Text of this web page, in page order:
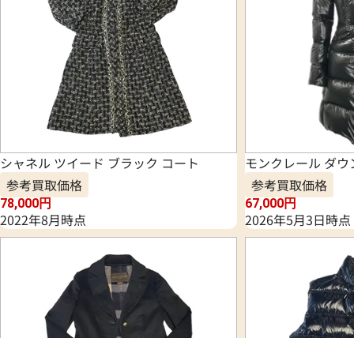
シャネル ツイード ブラック コート
参考買取価格
78,000円
2022年8月時点
モンクレール ダウ
参考買取価格
67,000円
2026年5月3日時点